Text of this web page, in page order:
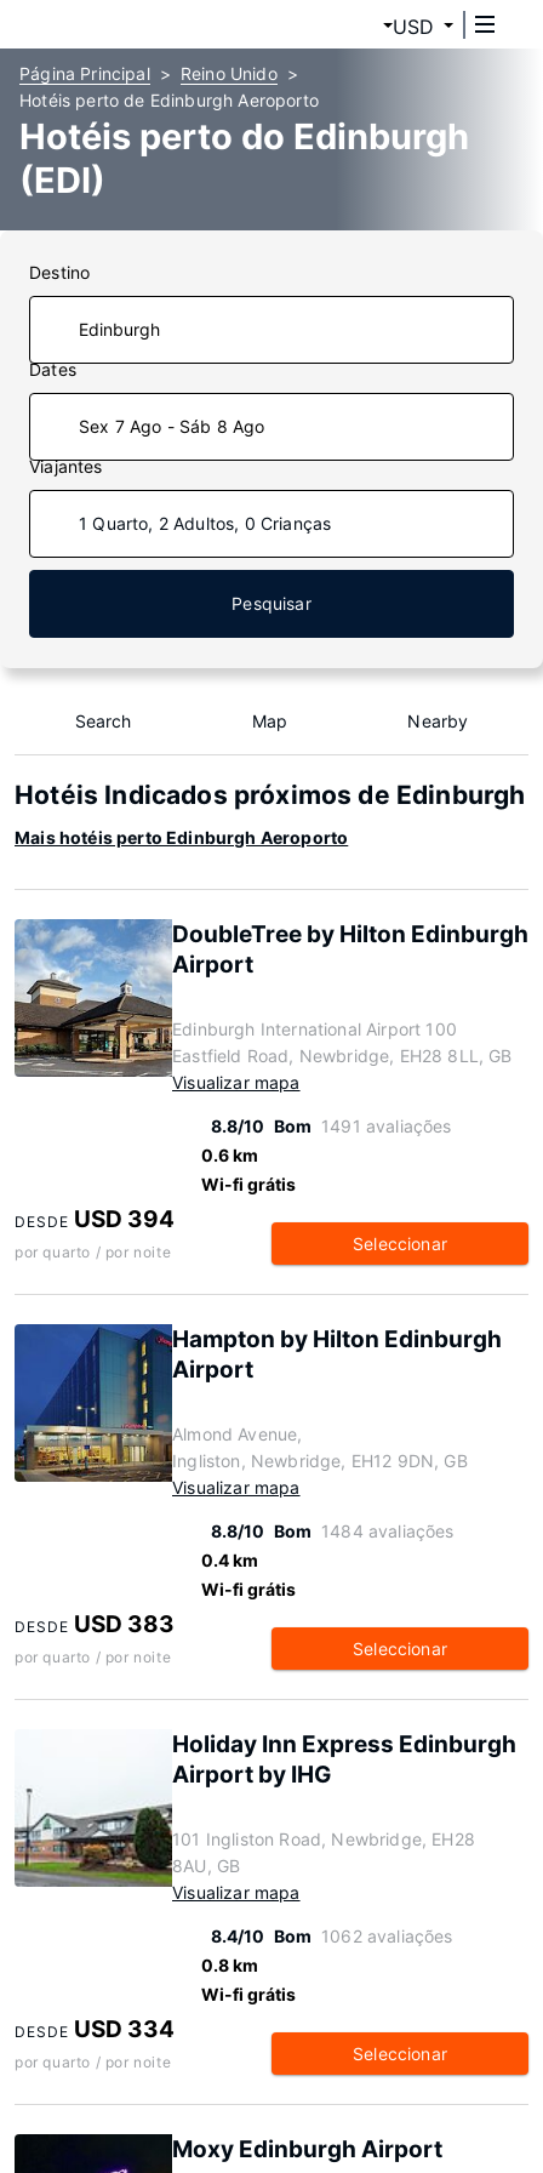
USD
Página Principal
Reino Unido
Hotéis perto de Edinburgh Aeroporto
Hotéis perto do Edinburgh
(EDI)
Destino
Dates
Sex 7 Ago - Sáb 8 Ago
Viajantes
1 Quarto, 2 Adultos, 0 Crianças
Pesquisar
Search Map Nearby
Hotéis Indicados próximos de Edinburgh
Mais hotéis perto Edinburgh Aeroporto
DoubleTree by Hilton Edinburgh
Airport
Edinburgh International Airport 100
Eastfield Road, Newbridge, EH28 8LL, GB
Visualizar mapa
8.8/10 Bom 1491 avaliações
0.6 km
Wi-fi grátis
DESDE USD 394
por quarto / por noite Seleccionar
Hampton by Hilton Edinburgh
Airport
Almond Avenue,
Ingliston, Newbridge, EH12 9DN, GB
Visualizar mapa
8.8/10 Bom 1484 avaliações
0.4 km
Wi-fi grátis
DESDE USD 383
por quarto / por noite Seleccionar
Holiday Inn Express Edinburgh
Airport by IHG
101 Ingliston Road, Newbridge, EH28
8AU, GB
Visualizar mapa
8.4/10 Bom 1062 avaliações
0.8 km
Wi-fi grátis
DESDE USD 334
por quarto / por noite Seleccionar
Moxy Edinburgh Airport